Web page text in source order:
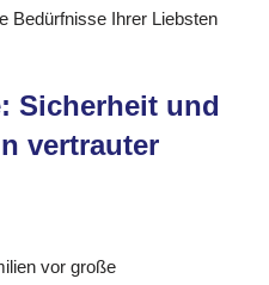
Bedürfnisse Ihrer Liebsten
Sicherheit und
vertrauter
vor große